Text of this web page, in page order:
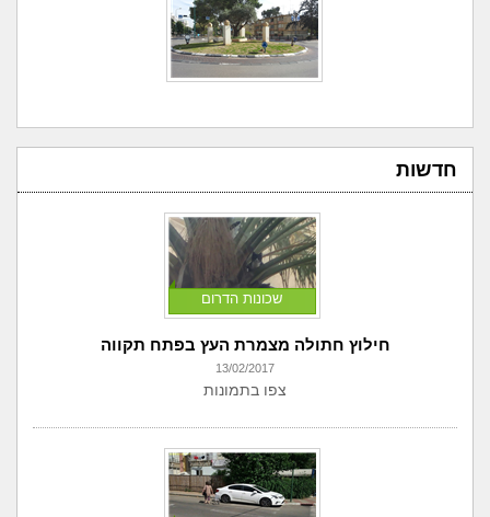
חדשות
שכונות הדרום
חילוץ חתולה מצמרת העץ בפתח תקווה
13/02/2017
צפו בתמונות